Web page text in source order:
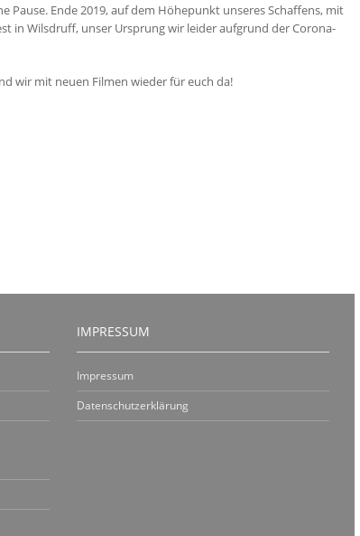
Ende 2019, auf dem Höhepunkt unseres Schaffens, mit
in Wilsdruff, unser Ursprung wir leider aufgrund der Corona-
wir mit neuen Filmen wieder für euch da!
IMPRESSUM
Impressum
Datenschutzerklärung